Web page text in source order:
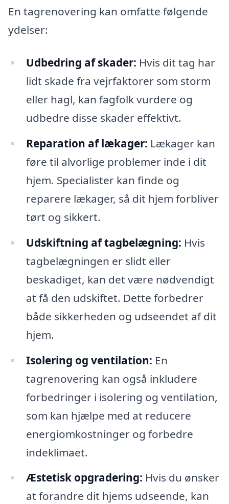
En tagrenovering kan omfatte følgende
ydelser:
Udbedring af skader: Hvis dit tag har
lidt skade fra vejrfaktorer som storm
eller hagl, kan fagfolk vurdere og
udbedre disse skader effektivt.
Reparation af lækager: Lækager kan
føre til alvorlige problemer inde i dit
hjem. Specialister kan finde og
reparere lækager, så dit hjem forbliver
tørt og sikkert.
Udskiftning af tagbelægning: Hvis
tagbelægningen er slidt eller
beskadiget, kan det være nødvendigt
at få den udskiftet. Dette forbedrer
både sikkerheden og udseendet af dit
hjem.
Isolering og ventilation: En
tagrenovering kan også inkludere
forbedringer i isolering og ventilation,
som kan hjælpe med at reducere
energiomkostninger og forbedre
indeklimaet.
Æstetisk opgradering: Hvis du ønsker
at forandre dit hjems udseende, kan